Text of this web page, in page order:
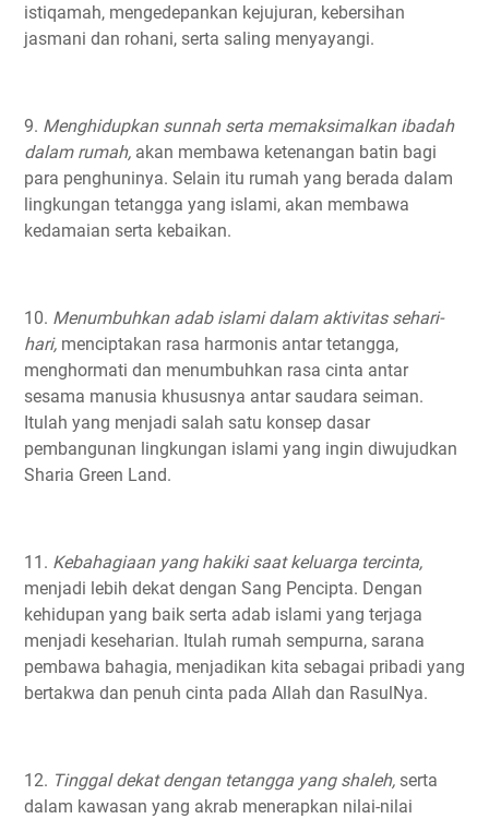
istiqamah, mengedepankan kejujuran, kebersihan
jasmani dan rohani, serta saling menyayangi. ⁣
9. Menghidupkan sunnah serta memaksimalkan ibadah
dalam rumah, akan membawa ketenangan batin bagi
para penghuninya. Selain itu rumah yang berada dalam
lingkungan tetangga yang islami, akan membawa
kedamaian serta kebaikan.⁣
10. Menumbuhkan adab islami dalam aktivitas sehari-
hari, menciptakan rasa harmonis antar tetangga,
menghormati dan menumbuhkan rasa cinta antar
sesama manusia khususnya antar saudara seiman.
Itulah yang menjadi salah satu konsep dasar
pembangunan lingkungan islami yang ingin diwujudkan
Sharia Green Land.⁣
11. Kebahagiaan yang hakiki saat keluarga tercinta,
menjadi lebih dekat dengan Sang Pencipta. Dengan
kehidupan yang baik serta adab islami yang terjaga
menjadi keseharian. Itulah rumah sempurna, sarana
pembawa bahagia, menjadikan kita sebagai pribadi yang
bertakwa dan penuh cinta pada Allah dan RasulNya.⁣
12. Tinggal dekat dengan tetangga yang shaleh, serta
dalam kawasan yang akrab menerapkan nilai-nilai